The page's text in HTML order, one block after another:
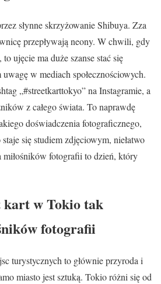
słynne skrzyżowanie Shibuya. Zza
przepływają neony. W chwili, gdy
ujęcie ma duże szanse stać się
w mediach społecznościowych.
„#streetkarttokyo” na Instagramie, a
z całego świata. To naprawdę
doświadczenia fotograficznego,
się studiem zdjęciowym, niełatwo
miłośników fotografii to dzień, który
kart w Tokio tak
fotografii
turystycznych to głównie przyroda i
miasto jest sztuką. Tokio różni się od